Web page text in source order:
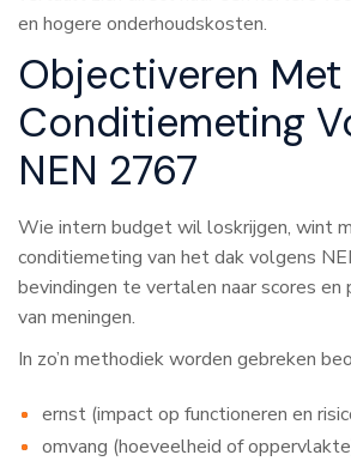
en hogere onderhoudskosten.
Objectiveren Met
Conditiemeting
NEN 2767
Wie intern budget wil loskrijgen, wint
conditiemeting van het dak volgens
bevindingen te vertalen naar scores
van meningen.
In zo’n methodiek worden gebreken
ernst (impact op functioneren en
omvang (hoeveelheid of